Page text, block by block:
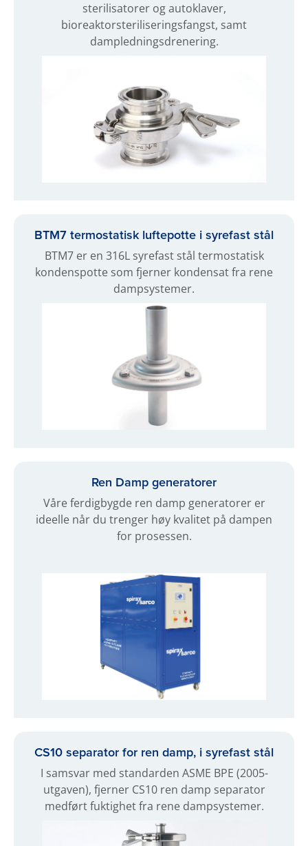
sterilisatorer og autoklaver,
bioreaktorsteriliseringsfangst, samt
dampledningsdrenering.
BTM7 termostatisk luftepotte i syrefast stål
BTM7 er en 316L syrefast stål termostatisk
kondenspotte som fjerner kondensat fra rene
dampsystemer.
Ren Damp generatorer
Våre ferdigbygde ren damp generatorer er
ideelle når du trenger høy kvalitet på dampen
for prosessen.
CS10 separator for ren damp, i syrefast stål
I samsvar med standarden ASME BPE (2005-
utgaven), fjerner CS10 ren damp separator
medført fuktighet fra rene dampsystemer.